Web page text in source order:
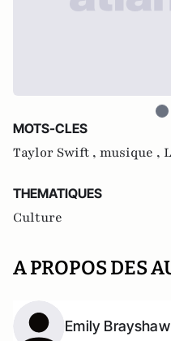
MOTS-CLES
Taylor Swift , musique ,
THEMATIQUES
Culture
A PROPOS DES
Emily Brayshaw